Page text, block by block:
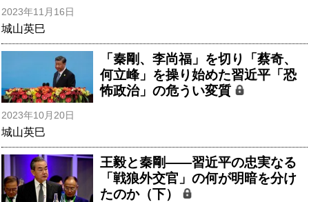
2023年11月16日
城山英巳
「秦剛、李尚福」を切り「蔡奇、
何立峰」を操り始めた習近平「恐
怖政治」の危うい変質
2023年10月20日
城山英巳
王毅と秦剛――習近平の忠実なる
「戦狼外交官」の何が明暗を分け
たのか（下）